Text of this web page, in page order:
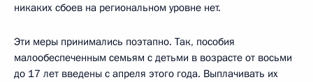
никаких сбоев на региональном уровне нет.
Эти меры принимались поэтапно. Так, пособия
малообеспеченным семьям с детьми в возрасте от восьми
до 17 лет введены с апреля этого года. Выплачивать их